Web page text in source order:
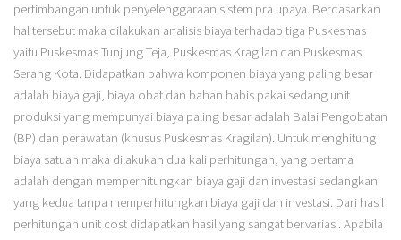
pertimbangan untuk penyelenggaraan sistem pra upaya. Berdasarkan
hal tersebut maka dilakukan analisis biaya terhadap tiga Puskesmas
yaitu Puskesmas Tunjung Teja, Puskesmas Kragilan dan Puskesmas
Serang Kota. Didapatkan bahwa komponen biaya yang paling besar
adalah biaya gaji, biaya obat dan bahan habis pakai sedang unit
produksi yang mempunyai biaya paling besar adalah Balai Pengobatan
(BP) dan perawatan (khusus Puskesmas Kragilan). Untuk menghitung
biaya satuan maka dilakukan dua kali perhitungan, yang pertama
adalah dengan memperhitungkan biaya gaji dan investasi sedangkan
yang kedua tanpa memperhitungkan biaya gaji dan investasi. Dari hasil
perhitungan unit cost didapatkan hasil yang sangat bervariasi. Apabila